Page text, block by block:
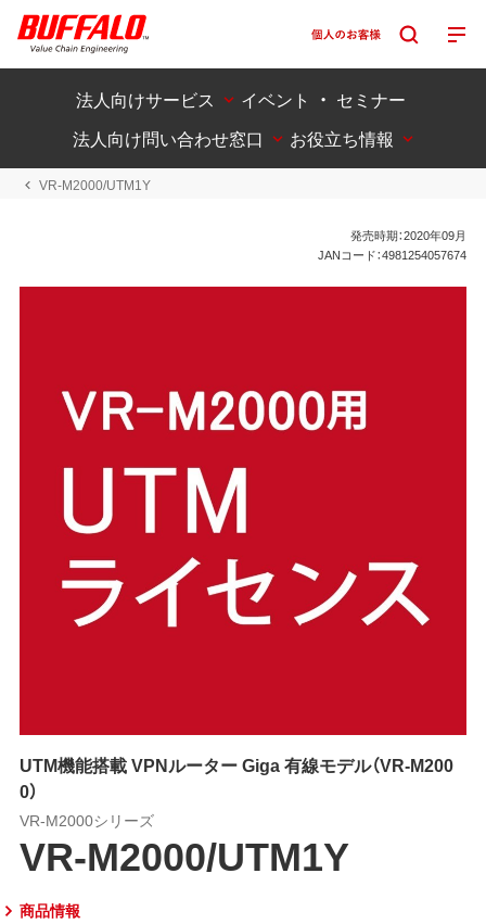
法人向けサービス
イベント ・ セミナー
法人向け問い合わせ窓口
お役立ち情報
VR-M2000/UTM1Y
発売時期：2020年09月
JANコード：4981254057674
UTM機能搭載 VPNルーター Giga 有線モデル（VR-M200
0）
VR-M2000シリーズ
VR-M2000/UTM1Y
商品情報